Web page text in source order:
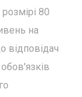
80
на
відповідач